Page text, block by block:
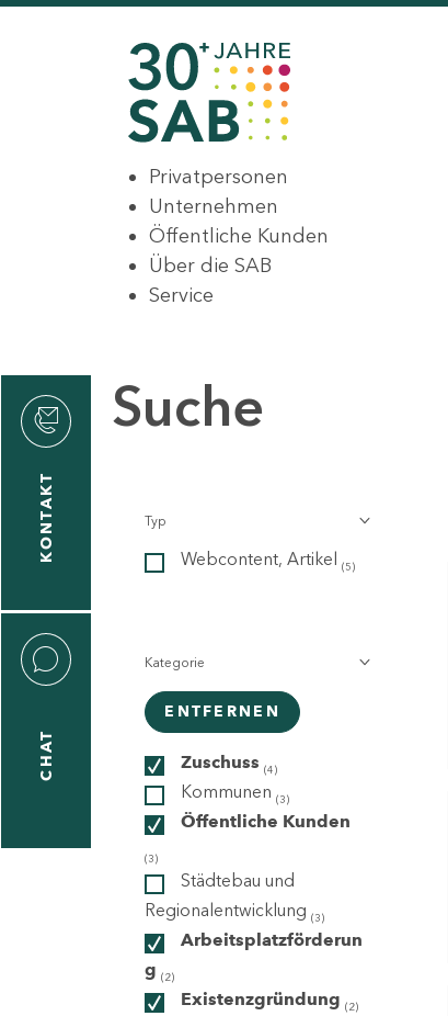
Privatpersonen
Unternehmen
Öffentliche Kunden
Über die SAB
Service
KONTAKT
CHAT
Suche
Typ
Webcontent, Artikel (5)
Kategorie
ENTFERNEN
Zuschuss (4)
Kommunen (3)
Öffentliche Kunden
(3)
Städtebau und
Regionalentwicklung (3)
Arbeitsplatzförderun
g (2)
Existenzgründung (2)